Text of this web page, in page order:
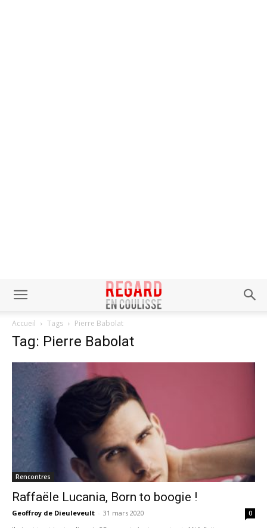
Accueil Tags Pierre Babolat
Tag: Pierre Babolat
Rencontres
Raffaële Lucania, Born to boogie !
Geoffroy de Dieuleveult - 31 mars 2020 0